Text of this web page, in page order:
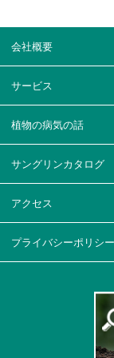
会社概要
サービス
植物の病気の話
サングリンカタログ
アクセス
プライバシーポリシー